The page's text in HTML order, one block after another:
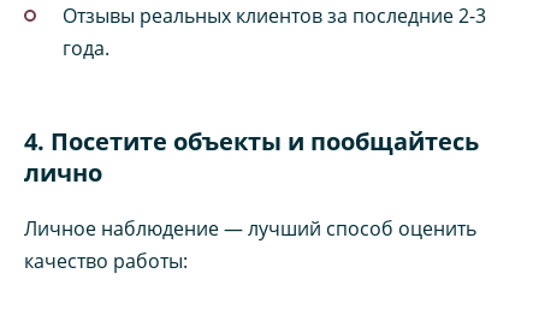
Отзывы реальных клиентов за последние 2-3
года.
4. Посетите объекты и пообщайтесь
лично
Личное наблюдение — лучший способ оценить
качество работы: